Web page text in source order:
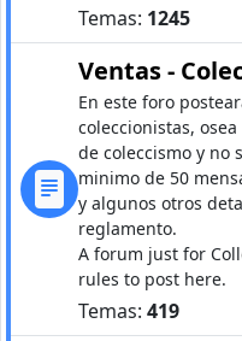
Temas: 1245
Ventas -
En este foro
coleccionistas,
de coleccismo y no
minimo de 50
y algunos otros
reglamento.
A forum just for
rules to post here.
Temas: 419